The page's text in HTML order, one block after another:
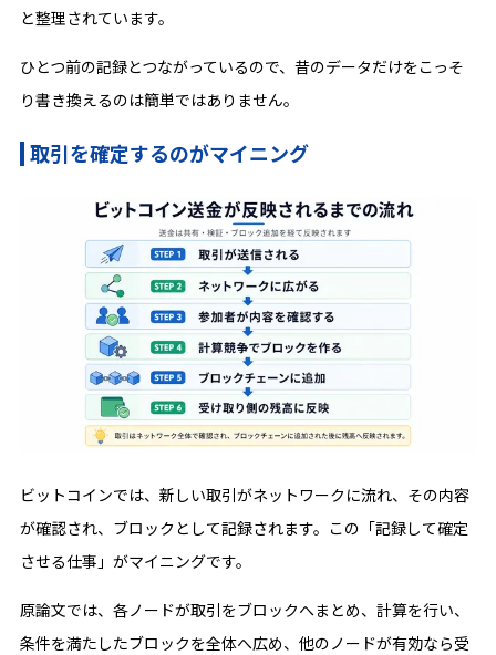
と整理されています。
ひとつ前の記録とつながっているので、昔のデータだけをこっそ
り書き換えるのは簡単ではありません。
取引を確定するのがマイニング
ビットコインでは、新しい取引がネットワークに流れ、その内容
が確認され、ブロックとして記録されます。この「記録して確定
させる仕事」がマイニングです。
原論文では、各ノードが取引をブロックへまとめ、計算を行い、
条件を満たしたブロックを全体へ広め、他のノードが有効なら受